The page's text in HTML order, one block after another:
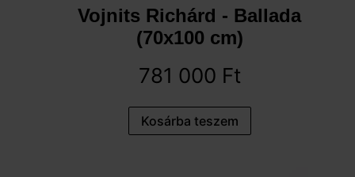
Vojnits Richárd - Ballada
(70x100 cm)
781 000 Ft
Kosárba teszem